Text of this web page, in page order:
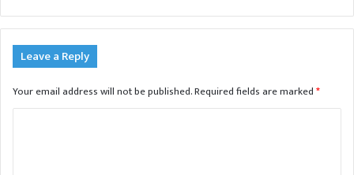
Leave a Reply
Your email address will not be published.Required fields are marked*